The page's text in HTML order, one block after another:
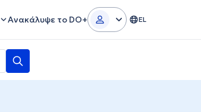
Ανακάλυψε το DO+ EL